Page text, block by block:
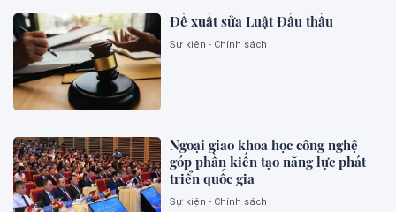
Đề xuất sửa Luật Đấu thầu
Sự kiện - Chính sách
Ngoại giao khoa học công nghệ
góp phần kiến tạo năng lực phát
triển quốc gia
Sự kiện - Chính sách